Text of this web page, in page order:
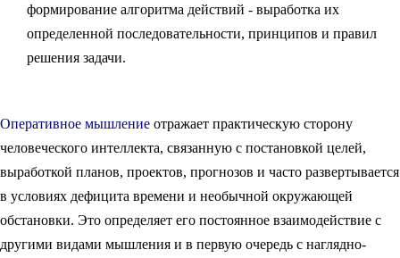
формирование алгоритма действий - выработка их
определенной последовательности, принципов и правил
решения задачи.
Оперативное мышление отражает практическую сторону
человеческого интеллекта, связанную с постановкой целей,
выработкой планов, проектов, прогнозов и часто развертывается
в условиях дефицита времени и необычной окружающей
обстановки. Это определяет его постоянное взаимодействие с
другими видами мышления и в первую очередь с наглядно-